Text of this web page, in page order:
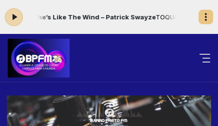
07.She’s Like The Wind – Patrick SwayzeTOQUE CORAÇÃO das